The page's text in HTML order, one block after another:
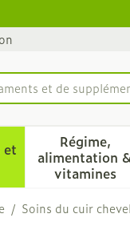
et de
et
le sous-menu
Régime,
alimentation
vitamines
/ Soins du cuir